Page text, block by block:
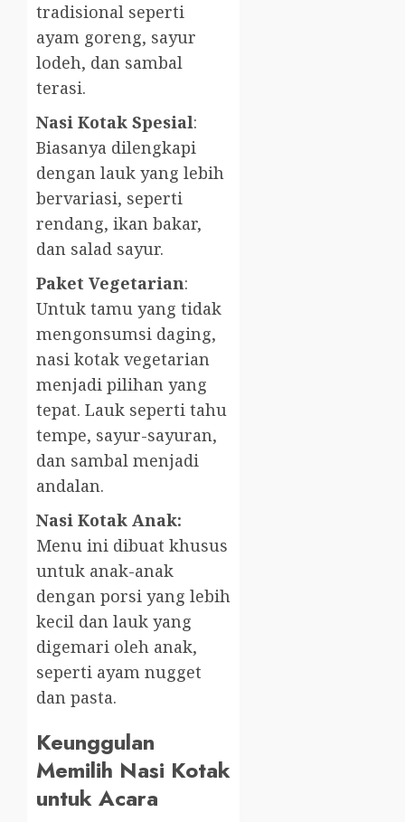
tradisional seperti
ayam goreng, sayur
lodeh, dan sambal
terasi.
Nasi Kotak Spesial:
Biasanya dilengkapi
dengan lauk yang lebih
bervariasi, seperti
rendang, ikan bakar,
dan salad sayur.
Paket Vegetarian:
Untuk tamu yang tidak
mengonsumsi daging,
nasi kotak vegetarian
menjadi pilihan yang
tepat. Lauk seperti tahu
tempe, sayur-sayuran,
dan sambal menjadi
andalan.
Nasi Kotak Anak:
Menu ini dibuat khusus
untuk anak-anak
dengan porsi yang lebih
kecil dan lauk yang
digemari oleh anak,
seperti ayam nugget
dan pasta.
Keunggulan
Memilih Nasi Kotak
untuk Acara